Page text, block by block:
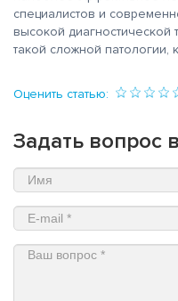
специалистов и
высокой диагностической
такой сложной патологии,
Оценить статью:
Задать вопрос